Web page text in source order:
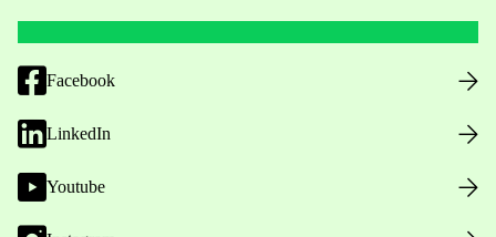
Facebook
LinkedIn
Youtube